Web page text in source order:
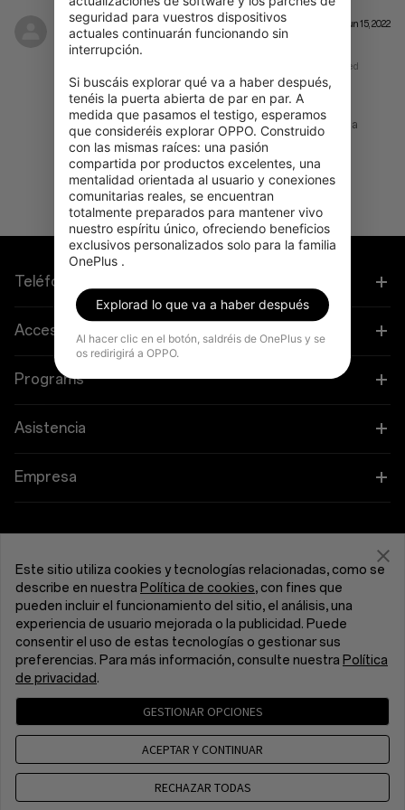
B165490******* Jun 15, 2022
OnePlus Nord CE 2 Lite 5G Black Dusk 6 GB RAM + 128 GB Storage Unlocked
esperaba mejor calidad en la cámara
esperaba mejor calidad en la cámara y flujo en la pantalla
Review from OnePlus Store
Teléfonos
OnePlus 15
OnePlus 15R
Accesorios
Tableta
Manojos
Lifestyle
Programs
Vincular tus dispositivos OnePlus
Asistencia
Preguntas frecuentes sobre compras
Manuales de usuario
Ponte en Contacto
Resolución de problemas
Accesibilidad
Empresa
Comunidad
Red Cable Club
OnePlus Store App
OxygenOS
Sustentabilidad
España (Español)
Acuerdo del usuario
Condiciones de venta
Security Response Center (OneSRC)
Cookie Settings
© 2013 - 2026 OnePlus. All Rights Reserved.
seguridad para vuestros dispositivos
actuales continuarán funcionando sin
interrupción.
Si buscáis explorar qué va a haber después,
tenéis la puerta abierta de par en par. A
medida que pasamos el testigo, esperamos
que consideréis explorar OPPO. Construido
con las mismas raíces: una pasión
compartida por productos excelentes, una
mentalidad orientada al usuario y conexiones
comunitarias reales, se encuentran
totalmente preparados para mantener vivo
nuestro espíritu único, ofreciendo beneficios
exclusivos personalizados solo para la familia
OnePlus .
Explorad lo que va a haber después
Al hacer clic en el botón, saldréis de OnePlus y se
os redirigirá a OPPO.
Este sitio utiliza cookies y tecnologías relacionadas, como se
describe en nuestra Política de cookies, con fines que
pueden incluir el funcionamiento del sitio, el análisis, una
experiencia de usuario mejorada o la publicidad. Puede
consentir el uso de estas tecnologías o gestionar sus
preferencias. Para más información, consulte nuestra Política
de privacidad.
GESTIONAR OPCIONES
ACEPTAR Y CONTINUAR
RECHAZAR TODAS